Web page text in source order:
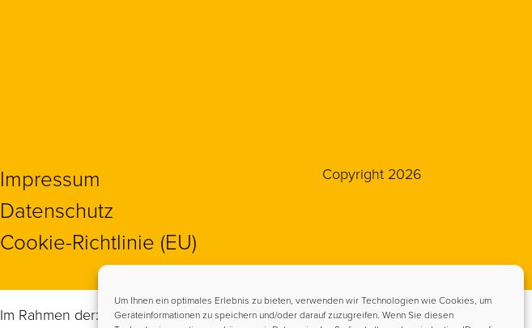
Um Ihnen ein optimales Erlebnis zu bieten, verwenden wir Technologien wie Cookies, um
Geräteinformationen zu speichern und/oder darauf zuzugreifen. Wenn Sie diesen
Impressum
Datenschutz
Cookie-Richtlinie (EU)
Copyright 2026
Im Rahmen der: